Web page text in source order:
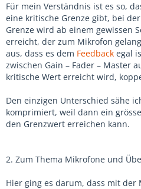
Für mein Verständnis ist es so,
eine kritische Grenze gibt, bei
Grenze wird ab einem gewissen
erreicht, der zum Mikrofon
aus, dass es dem Feedback egal
zwischen Gain – Fader – Master
kritische Wert erreicht wird,
Den einzigen Unterschied sähe
komprimiert, weil dann ein
den Grenzwert erreichen kann.
2. Zum Thema Mikrofone und
Hier ging es darum, dass mit